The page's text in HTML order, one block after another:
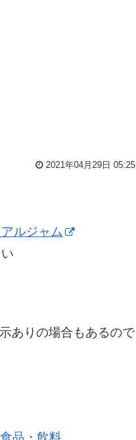
2021年04月29日 05:25
ルジャム
ありの場合もあるので